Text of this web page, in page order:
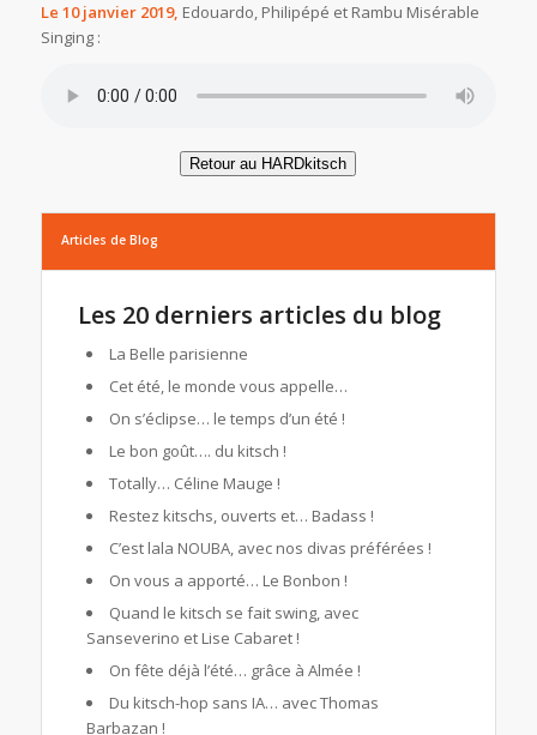
Le 10 janvier 2019, Edouardo, Philipépé et Rambu Misérable
Singing :
Retour au HARDkitsch
Articles de Blog
Les 20 derniers articles du blog
La Belle parisienne
Cet été, le monde vous appelle…
On s’éclipse… le temps d’un été !
Le bon goût…. du kitsch !
Totally… Céline Mauge !
Restez kitschs, ouverts et… Badass !
C’est lala NOUBA, avec nos divas préférées !
On vous a apporté… Le Bonbon !
Quand le kitsch se fait swing, avec
Sanseverino et Lise Cabaret !
On fête déjà l’été… grâce à Almée !
Du kitsch-hop sans IA… avec Thomas
Barbazan !